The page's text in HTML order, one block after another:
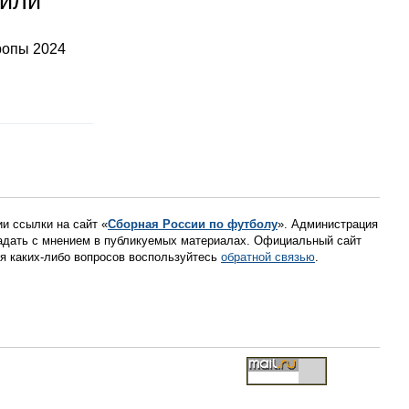
2024
ссылки на сайт «Сборная России по футболу». Администрация
с мнением в публикуемых материалах. Официальный сайт
либо вопросов воспользуйтесь обратной связью.